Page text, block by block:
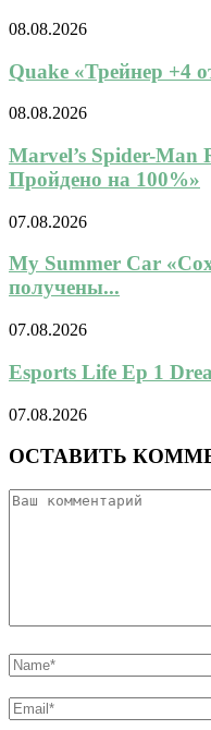
08.08.2026
Quake «Трейнер +4
08.08.2026
Marvel’s Spider-Man
Пройдено на 100%»
07.08.2026
My Summer Car
получены...
07.08.2026
Esports Life Ep 1
07.08.2026
ОСТАВИТЬ